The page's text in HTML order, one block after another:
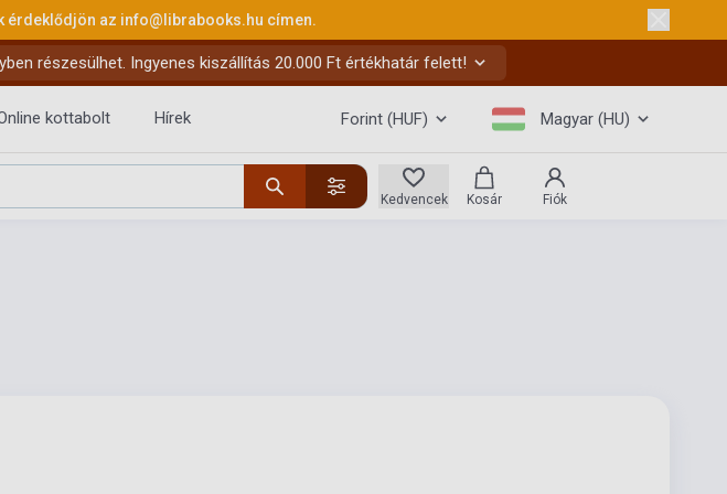
érdeklődjön az info@librabooks.hu címen.
részesülhet. Ingyenes kiszállítás 20.000 Ft értékhatár felett!
kottabolt Hírek Forint (HUF) Magyar (HU)
Kedvencek Kosár Fiók